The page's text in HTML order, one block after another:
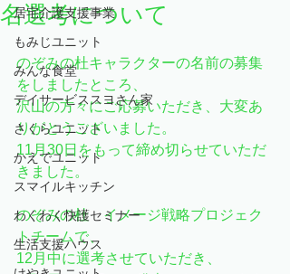
居宅介護支援事業
もみじユニット
みんな食堂
デイサービススヨさん家
さくらユニット
かえでユニット
スマイルキッチン
わくわく快護セミナー
生活支援ハウス
名選考について
のぞみの杜キャラクターの名前の募集
をしましたところ、
沢山の方々にご応募いただき、大変あ
りがとうございました。
11月30日をもって締め切らせていただ
きました。
のぞみの杜　イメージ戦略プロジェク
トチームで、
12月中に選考させていただき、